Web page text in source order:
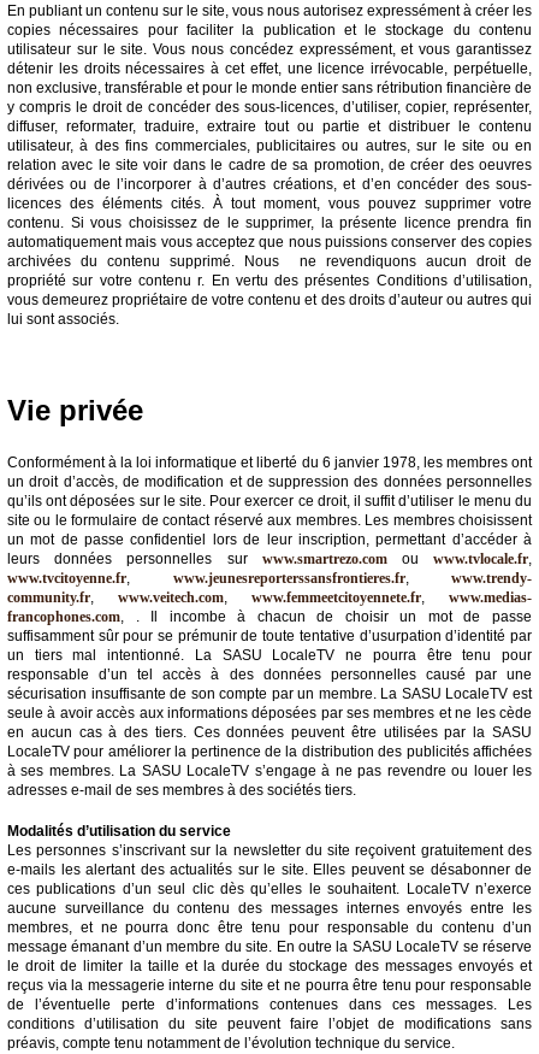
En publiant un contenu sur le site, vous nous autorisez expressément à créer les
copies nécessaires pour faciliter la publication et le stockage du contenu
utilisateur sur le site. Vous nous concédez expressément, et vous garantissez
détenir les droits nécessaires à cet effet, une licence irrévocable, perpétuelle,
non exclusive, transférable et pour le monde entier sans rétribution financière de
y compris le droit de concéder des sous-licences, d’utiliser, copier, représenter,
diffuser, reformater, traduire, extraire tout ou partie et distribuer le contenu
utilisateur, à des fins commerciales, publicitaires ou autres, sur le site ou en
relation avec le site voir dans le cadre de sa promotion, de créer des oeuvres
dérivées ou de l’incorporer à d’autres créations, et d’en concéder des sous-
licences des éléments cités. À tout moment, vous pouvez supprimer votre
contenu. Si vous choisissez de le supprimer, la présente licence prendra fin
automatiquement mais vous acceptez que nous puissions conserver des copies
archivées du contenu supprimé. Nous ne revendiquons aucun droit de
propriété sur votre contenu r. En vertu des présentes Conditions d’utilisation,
vous demeurez propriétaire de votre contenu et des droits d’auteur ou autres qui
lui sont associés.
Vie privée
Conformément à la loi informatique et liberté du 6 janvier 1978, les membres ont
un droit d’accès, de modification et de suppression des données personnelles
qu’ils ont déposées sur le site. Pour exercer ce droit, il suffit d’utiliser le menu du
site ou le formulaire de contact réservé aux membres. Les membres choisissent
un mot de passe confidentiel lors de leur inscription, permettant d’accéder à
leurs données personnelles sur www.smartrezo.comouwww.tvlocale.fr
www.tvcitoyenne.fr
www.jeunesreporterssansfrontieres.fr, www.trendy-
community.fr
www.veitech.com www.femmeetcitoyennete.fr
www.medias-
francophones.com , . Il incombe à chacun de choisir un mot de passe
suffisamment sûr pour se prémunir de toute tentative d’usurpation d’identité par
un tiers mal intentionné. La SASU LocaleTV ne pourra être tenu pour
responsable d’un tel accès à des données personnelles causé par une
sécurisation insuffisante de son compte par un membre. La SASU LocaleTV est
seule à avoir accès aux informations déposées par ses membres et ne les cède
en aucun cas à des tiers. Ces données peuvent être utilisées par la SASU
LocaleTV pour améliorer la pertinence de la distribution des publicités affichées
à ses membres. La SASU LocaleTV s’engage à ne pas revendre ou louer les
adresses e-mail de ses membres à des sociétés tiers.
Modalités d’utilisation du service
Les personnes s’inscrivant sur la newsletter du site reçoivent gratuitement des
e-mails les alertant des actualités sur le site. Elles peuvent se désabonner de
ces publications d’un seul clic dès qu’elles le souhaitent. LocaleTV n’exerce
aucune surveillance du contenu des messages internes envoyés entre les
membres, et ne pourra donc être tenu pour responsable du contenu d’un
message émanant d’un membre du site. En outre la SASU LocaleTV se réserve
le droit de limiter la taille et la durée du stockage des messages envoyés et
reçus via la messagerie interne du site et ne pourra être tenu pour responsable
de l’éventuelle perte d’informations contenues dans ces messages. Les
conditions d’utilisation du site peuvent faire l’objet de modifications sans
préavis, compte tenu notamment de l’évolution technique du service.